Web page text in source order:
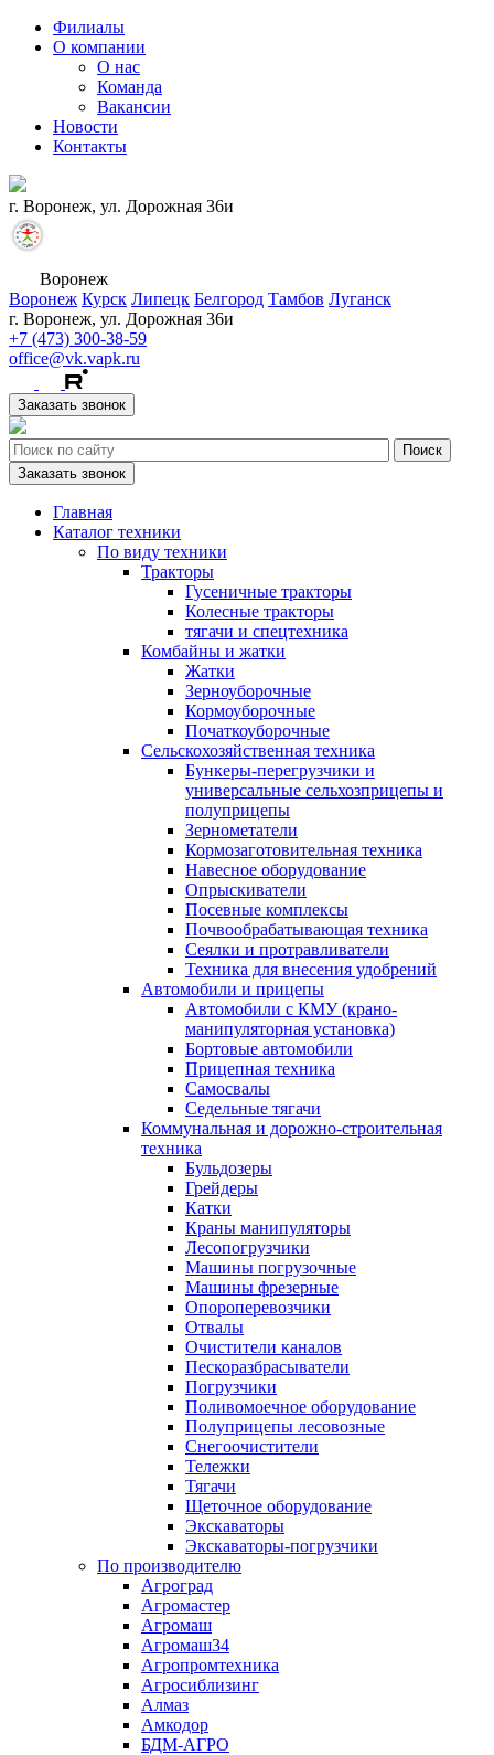
Филиалы
О компании
О нас
Команда
Вакансии
Новости
Контакты
г. Воронеж, ул. Дорожная 36и
Воронеж
Воронеж Курск Липецк Белгород Тамбов Луганск
г. Воронеж, ул. Дорожная 36и
+7 (473) 300-38-59
office@vk.vapk.ru
Заказать звонок
Заказать звонок
Главная
Каталог техники
По виду техники
Тракторы
Гусеничные тракторы
Колесные тракторы
тягачи и спецтехника
Комбайны и жатки
Жатки
Зерноуборочные
Кормоуборочные
Початкоуборочные
Сельскохозяйственная техника
Бункеры-перегрузчики и
универсальные сельхозприцепы и
полуприцепы
Зернометатели
Кормозаготовительная техника
Навесное оборудование
Опрыскиватели
Посевные комплексы
Почвообрабатывающая техника
Сеялки и протравливатели
Техника для внесения удобрений
Автомобили и прицепы
Автомобили с КМУ (крано-
манипуляторная установка)
Бортовые автомобили
Прицепная техника
Самосвалы
Седельные тягачи
Коммунальная и дорожно-строительная
техника
Бульдозеры
Грейдеры
Катки
Краны манипуляторы
Лесопогрузчики
Машины погрузочные
Машины фрезерные
Опороперевозчики
Отвалы
Очистители каналов
Пескоразбрасыватели
Погрузчики
Поливомоечное оборудование
Полуприцепы лесовозные
Снегоочистители
Тележки
Тягачи
Щеточное оборудование
Экскаваторы
Экскаваторы-погрузчики
По производителю
Агроград
Агромастер
Агромаш
Агромаш34
Агропромтехника
Агросиблизинг
Алмаз
Амкодор
БДМ-АГРО